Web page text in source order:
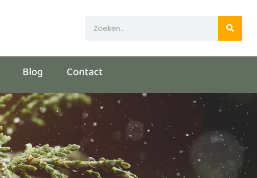
Blog Contact